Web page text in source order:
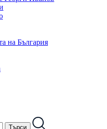
на България